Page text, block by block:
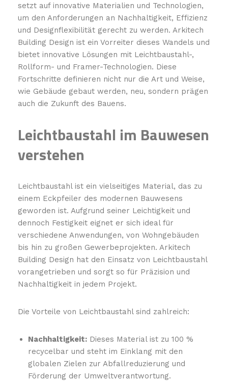
setzt auf innovative Materialien und Technologien,
um den Anforderungen an Nachhaltigkeit, Effizienz
und Designflexibilität gerecht zu werden. Arkitech
Building Design ist ein Vorreiter dieses Wandels und
bietet innovative Lösungen mit Leichtbaustahl-,
Rollform- und Framer-Technologien. Diese
Fortschritte definieren nicht nur die Art und Weise,
wie Gebäude gebaut werden, neu, sondern prägen
auch die Zukunft des Bauens.
Leichtbaustahl im Bauwesen
verstehen
Leichtbaustahl ist ein vielseitiges Material, das zu
einem Eckpfeiler des modernen Bauwesens
geworden ist. Aufgrund seiner Leichtigkeit und
dennoch Festigkeit eignet er sich ideal für
verschiedene Anwendungen, von Wohngebäuden
bis hin zu großen Gewerbeprojekten. Arkitech
Building Design hat den Einsatz von Leichtbaustahl
vorangetrieben und sorgt so für Präzision und
Nachhaltigkeit in jedem Projekt.
Die Vorteile von Leichtbaustahl sind zahlreich:
Nachhaltigkeit: Dieses Material ist zu 100 %
recycelbar und steht im Einklang mit den
globalen Zielen zur Abfallreduzierung und
Förderung der Umweltverantwortung.